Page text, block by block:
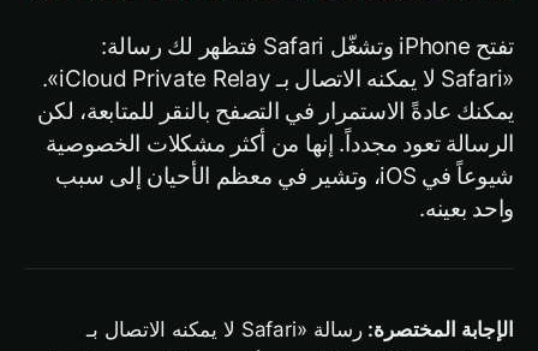
تفتح iPhone وتشغّل Safari فتظهر لك رسالة:
«Safari لا يمكنه الاتصال بـ iCloud Private Relay».
يمكنك عادةً الاستمرار في التصفح بالنقر للمتابعة، لكن
الرسالة تعود مجدداً. إنها من أكثر مشكلات الخصوصية
شيوعاً في iOS، وتشير في معظم الأحيان إلى سبب
واحد بعينه.
الإجابة المختصرة:
رسالة «Safari لا يمكنه الاتصال بـ